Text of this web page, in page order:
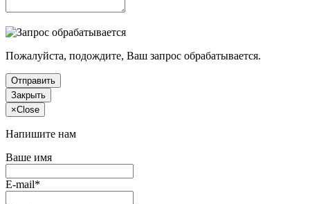
Пожалуйста, подождите, Ваш запрос обрабатывается.
Отправить
Закрыть
×Close
Напишите нам
Ваше имя
E-mail*